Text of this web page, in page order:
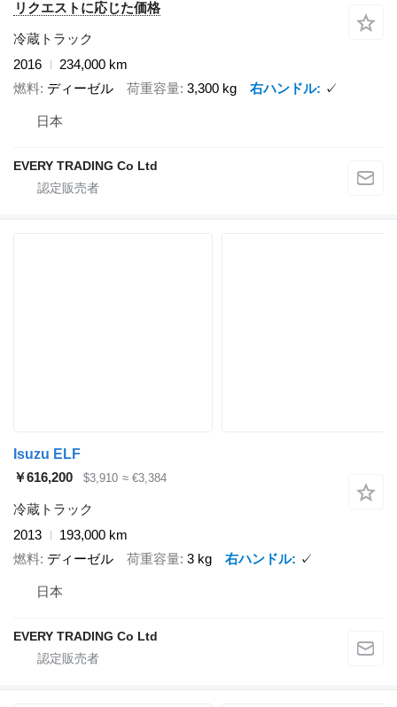
リクエストに応じた価格
冷蔵トラック
2016
234,000 km
燃料 ディーゼル 荷重容量 3,300 kg 右ハンドル ✓
日本
EVERY TRADING Co Ltd
Isuzu ELF
￥616,200
$3,910 ≈ €3,384
冷蔵トラック
2013
193,000 km
燃料 ディーゼル 荷重容量 3 kg 右ハンドル ✓
日本
EVERY TRADING Co Ltd